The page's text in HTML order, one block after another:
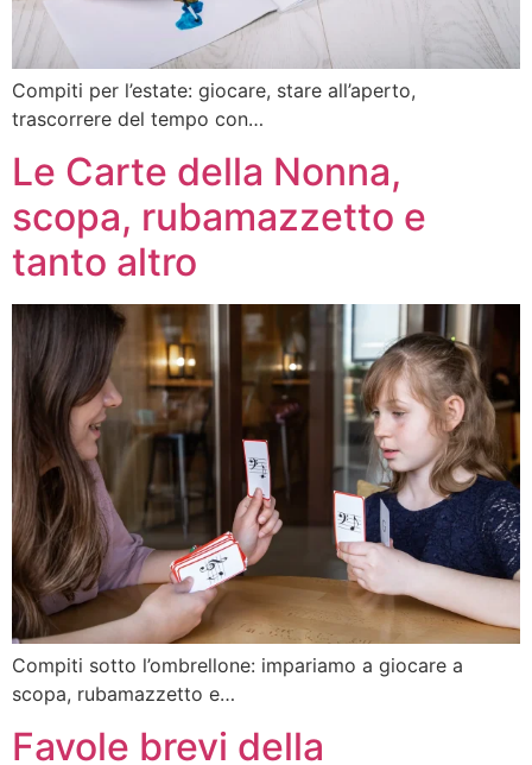
Compiti per l’estate: giocare, stare all’aperto,
trascorrere del tempo con…
Le Carte della Nonna,
scopa, rubamazzetto e
tanto altro
Compiti sotto l’ombrellone: impariamo a giocare a
scopa, rubamazzetto e…
Favole brevi della